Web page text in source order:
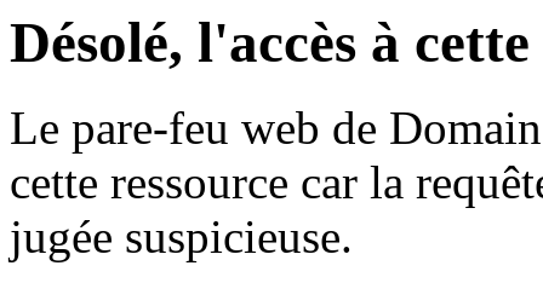
Désolé, l'accès à
Le pare-feu web de
cette ressource car la
jugée suspicieuse.